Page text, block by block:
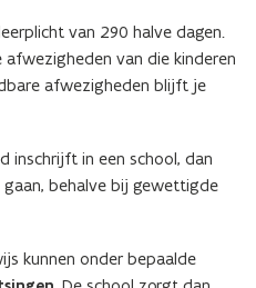
van 290 halve dagen.
afwezigheden van die kinderen
afwezigheden blijft je
inschrijft in een school, dan
behalve bij gewettigde
kunnen onder bepaalde